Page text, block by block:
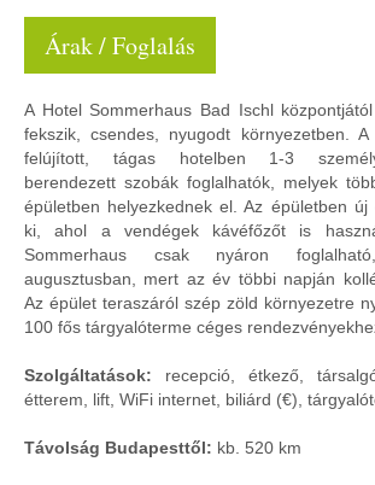
Árak / Foglalás
A Hotel Sommerhaus Bad Ischl
fekszik, csendes, nyugodt környezetben.
felújított, tágas hotelben 1-3
berendezett szobák foglalhatók, melyek
épületben helyezkednek el. Az épületben új
ki, ahol a vendégek kávéfőzőt is
Sommerhaus csak nyáron
augusztusban, mert az év többi napján
Az épület teraszáról szép zöld környezetre
100 fős tárgyalóterme céges
Szolgáltatások: recepció, étkező,
étterem, lift, WiFi internet, biliárd (€),
Távolság Budapesttől: kb. 520 km